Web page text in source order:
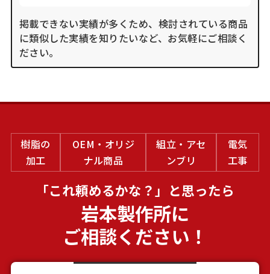
掲載できない実績が多くため、検討されている商品
に類似した実績を知りたいなど、お気軽にご相談く
ださい。
樹脂の
加工
OEM・オリジ
ナル商品
組立・アセ
ンブリ
電気
工事
「これ頼めるかな？」と思ったら
岩本製作所に
ご相談ください！